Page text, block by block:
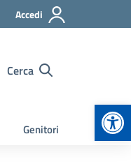
Accedi
Cerca
Genitori